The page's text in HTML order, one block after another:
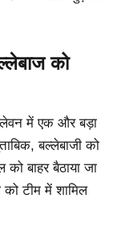
को
में एक और बड़ा
बल्लेबाजी को
बाहर बैठाया जा
टीम में शामिल